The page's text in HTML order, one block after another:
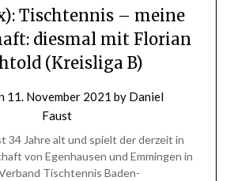
x): Tischtennis – meine
diesmal mit Florian
(Kreisliga B)
11. November 2021 by Daniel
Faust
34 Jahre alt und spielt der derzeit in
von Egenhausen und Emmingen in
Tischtennis Baden-